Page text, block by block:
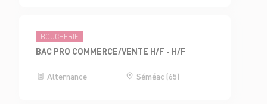
BOUCHERIE
BAC PRO COMMERCE/VENTE H/F - H/F
Alternance Séméac (65)